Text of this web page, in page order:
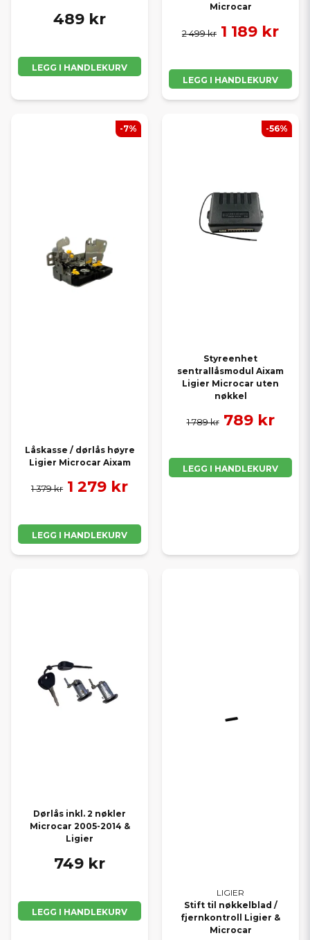
489 kr
LEGG I HANDLEKURV
Microcar
2 499 kr 1 189 kr
LEGG I HANDLEKURV
Låskasse / dørlås høyre
Ligier Microcar Aixam
1 379 kr 1 279 kr
LEGG I HANDLEKURV
-7%
Styreenhet
sentrallåsmodul Aixam
Ligier Microcar uten
nøkkel
1 789 kr 789 kr
LEGG I HANDLEKURV
-56%
Dørlås inkl. 2 nøkler
Microcar 2005-2014 &
Ligier
749 kr
LEGG I HANDLEKURV
LIGIER
Stift til nøkkelblad /
fjernkontroll Ligier &
Microcar